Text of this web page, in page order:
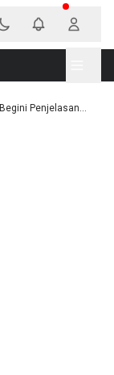
Penjelasan...